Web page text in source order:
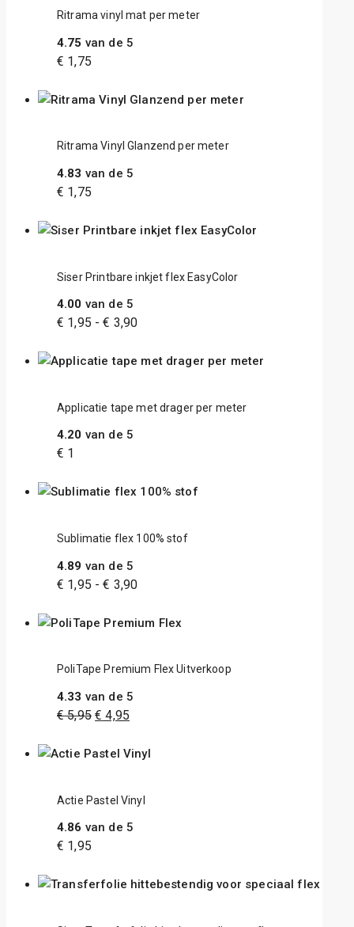
Ritrama vinyl mat per meter
4.75 van de 5
€ 1,75
Ritrama Vinyl Glanzend per meter
4.83 van de 5
€ 1,75
Siser Printbare inkjet flex EasyColor
4.00 van de 5
€ 1,95 - € 3,90
Applicatie tape met drager per meter
4.20 van de 5
€ 1
Sublimatie flex 100% stof
4.89 van de 5
€ 1,95 - € 3,90
PoliTape Premium Flex Uitverkoop
4.33 van de 5
€5,95 € 4,95
Actie Pastel Vinyl
4.86 van de 5
€ 1,95